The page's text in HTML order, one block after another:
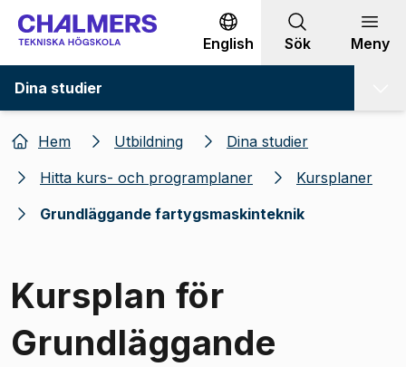
Gå till innehållet
English Sök Meny
Dina studier
Hem Utbildning
Dina studier
Hitta kurs- och programplaner
Kursplaner
Grundläggande fartygsmaskinteknik
Kursplan för
Grundläggande